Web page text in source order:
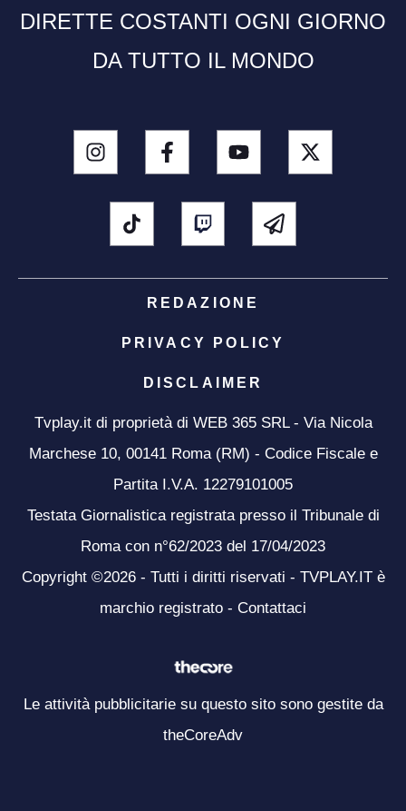
DIRETTE COSTANTI OGNI GIORNO
DA TUTTO IL MONDO
REDAZIONE
PRIVACY POLICY
DISCLAIMER
Tvplay.it di proprietà di WEB 365 SRL - Via Nicola
Marchese 10, 00141 Roma (RM) - Codice Fiscale e
Partita I.V.A. 12279101005
Testata Giornalistica registrata presso il Tribunale di
Roma con n°62/2023 del 17/04/2023
Copyright ©2026 - Tutti i diritti riservati - TVPLAY.IT è
marchio registrato - Contattaci
Le attività pubblicitarie su questo sito sono gestite da
theCoreAdv